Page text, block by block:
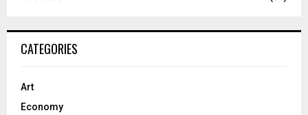
CATEGORIES
Art
Economy